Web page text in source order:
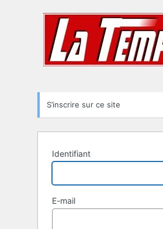
Formulaire
d’inscription
S’inscrire sur ce site
Identifiant
E-mail